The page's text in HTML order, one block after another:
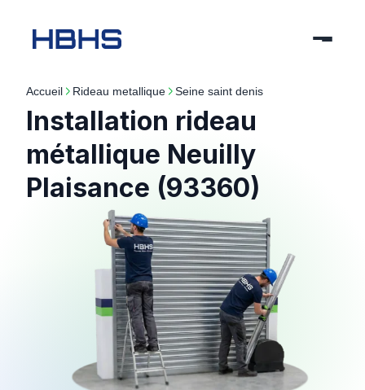
Accueil rideau metallique seine saint denis
Installation rideau
métallique Neuilly
Plaisance (93360)